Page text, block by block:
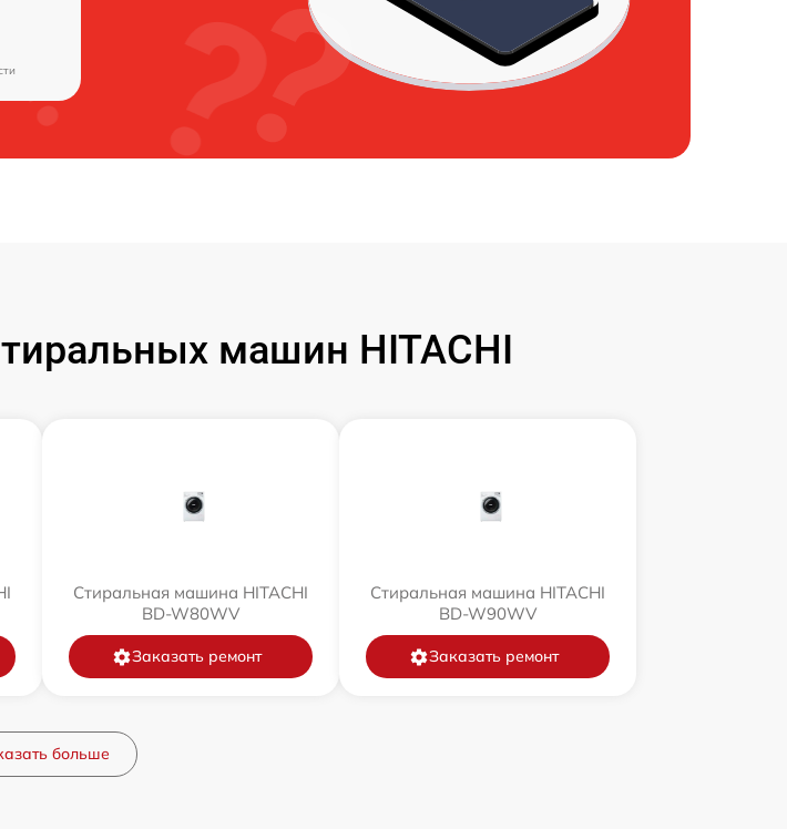
машин HITACHI
Стиральная машина HITACHI
BD-W80WV
Заказать ремонт
Стиральная машина HITACHI
BD-W90WV
Заказать ремонт
больше